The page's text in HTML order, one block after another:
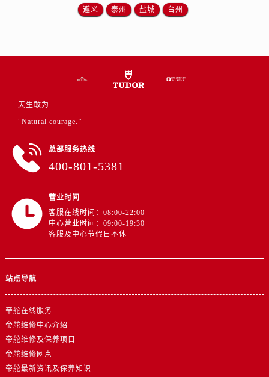
山东省威海市环翠区新威海路89号振华商厦一楼名表维修帝舵售后服务中心（需提前预约）
遵义 泰州 盐城 台州
天生敢为
"Natural courage.”
总部服务热线
400-801-5381
营业时间
客服在线时间：08:00-22:00
中心营业时间：09:00-19:30
客服及中心节假日不休
站点导航
帝舵在线服务
帝舵维修中心介绍
帝舵维修及保养项目
帝舵维修网点
帝舵最新资讯及保养知识